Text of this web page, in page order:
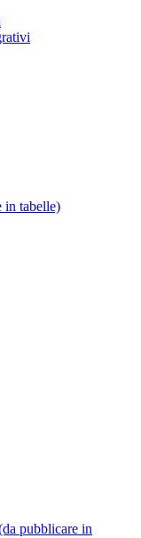
in tabelle)
pubblicare in